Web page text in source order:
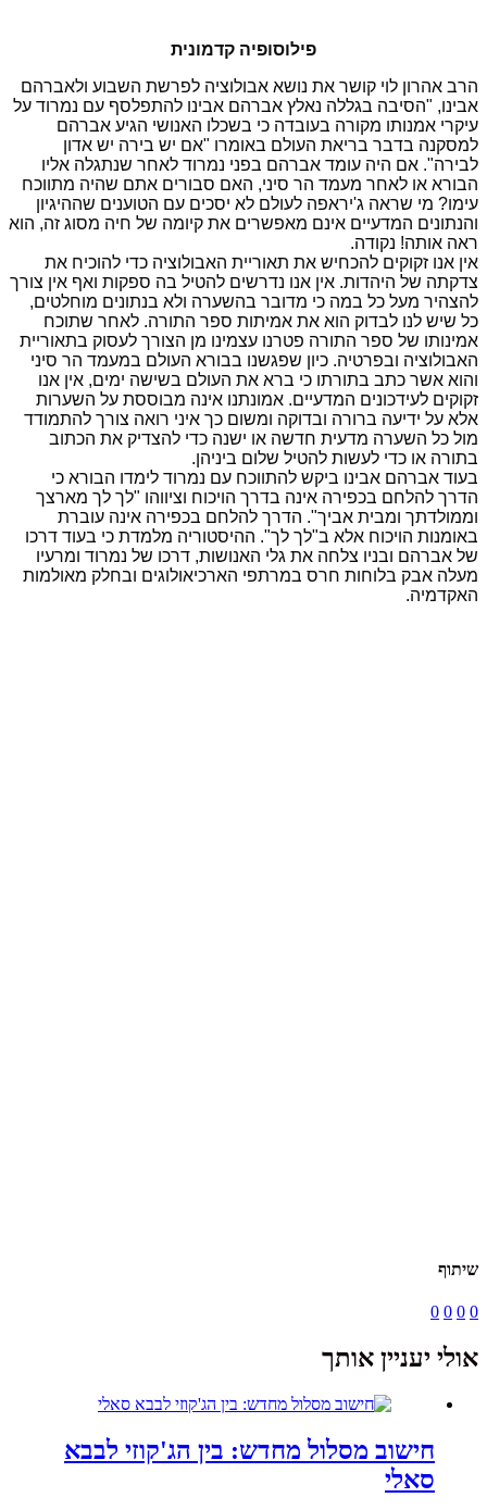
פילוסופיה קדמונית
הרב אהרון לוי קושר את נושא אבולוציה לפרשת השבוע ולאברהם
אבינו, "הסיבה בגללה נאלץ אברהם אבינו להתפלסף עם נמרוד על
עיקרי אמנותו מקורה בעובדה כי בשכלו האנושי הגיע אברהם
למסקנה בדבר בריאת העולם באומרו "אם יש בירה יש אדון
לבירה". אם היה עומד אברהם בפני נמרוד לאחר שנתגלה אליו
הבורא או לאחר מעמד הר סיני, האם סבורים אתם שהיה מתווכח
עימו? מי שראה ג'יראפה לעולם לא יסכים עם הטוענים שההיגיון
והנתונים המדעיים אינם מאפשרים את קיומה של חיה מסוג זה, הוא
ראה אותה! נקודה.
אין אנו זקוקים להכחיש את תאוריית האבולוציה כדי להוכיח את
צדקתה של היהדות. אין אנו נדרשים להטיל בה ספקות ואף אין צורך
להצהיר מעל כל במה כי מדובר בהשערה ולא בנתונים מוחלטים,
כל שיש לנו לבדוק הוא את אמיתות ספר התורה. לאחר שתוכח
אמינותו של ספר התורה פטרנו עצמינו מן הצורך לעסוק בתאוריית
האבולוציה ובפרטיה. כיון שפגשנו בבורא העולם במעמד הר סיני
והוא אשר כתב בתורתו כי ברא את העולם בשישה ימים, אין אנו
זקוקים לעידכונים המדעיים. אמונתנו אינה מבוססת על השערות
אלא על ידיעה ברורה ובדוקה ומשום כך איני רואה צורך להתמודד
מול כל השערה מדעית חדשה או ישנה כדי להצדיק את הכתוב
בתורה או כדי לעשות להטיל שלום ביניהן.
בעוד אברהם אבינו ביקש להתווכח עם נמרוד לימדו הבורא כי
הדרך להלחם בכפירה אינה בדרך הויכוח וציווהו "לך לך מארצך
וממולדתך ומבית אביך". הדרך להלחם בכפירה אינה עוברת
באומנות הויכוח אלא ב"לך לך". ההיסטוריה מלמדת כי בעוד דרכו
של אברהם ובניו צלחה את גלי האנושות, דרכו של נמרוד ומרעיו
מעלה אבק בלוחות חרס במרתפי הארכיאולוגים ובחלק מאולמות
האקדמיה.
שיתוף
0
0
0
0
אולי יעניין אותך
חישוב מסלול מחדש: בין הג'קוזי לבבא
סאלי